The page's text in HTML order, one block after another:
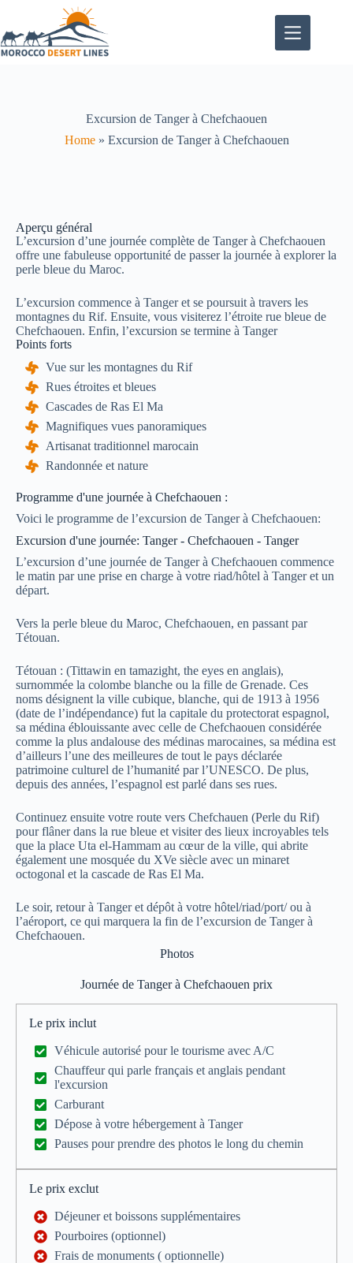
Excursion de Tanger à Chefchaouen
Home» Excursion de Tanger à Chefchaouen
Aperçu général
L’excursion d’une journée complète de Tanger à Chefchaouen
offre une fabuleuse opportunité de passer la journée à explorer la
perle bleue du Maroc.
L’excursion commence à Tanger et se poursuit à travers les
montagnes du Rif. Ensuite, vous visiterez l’étroite rue bleue de
Chefchaouen. Enfin, l’excursion se termine à Tanger
Points forts
Vue sur les montagnes du Rif
Rues étroites et bleues
Cascades de Ras El Ma
Magnifiques vues panoramiques
Artisanat traditionnel marocain
Randonnée et nature
Programme d'une journée à Chefchaouen :
Voici le programme de l’excursion de Tanger à Chefchaouen:
Excursion d'une journée: Tanger - Chefchaouen - Tanger
L’excursion d’une journée de Tanger à Chefchaouen commence
le matin par une prise en charge à votre riad/hôtel à Tanger et un
départ.
Vers la perle bleue du Maroc, Chefchaouen, en passant par
Tétouan.
Tétouan : (Tittawin en tamazight, the eyes en anglais),
surnommée la colombe blanche ou la fille de Grenade. Ces
noms désignent la ville cubique, blanche, qui de 1913 à 1956
(date de l’indépendance) fut la capitale du protectorat espagnol,
sa médina éblouissante avec celle de Chefchaouen considérée
comme la plus andalouse des médinas marocaines, sa médina est
d’ailleurs l’une des meilleures de tout le pays déclarée
patrimoine culturel de l’humanité par l’UNESCO. De plus,
depuis des années, l’espagnol est parlé dans ses rues.
Continuez ensuite votre route vers Chefchauen (Perle du Rif)
pour flâner dans la rue bleue et visiter des lieux incroyables tels
que la place Uta el-Hammam au cœur de la ville, qui abrite
également une mosquée du XVe siècle avec un minaret
octogonal et la cascade de Ras El Ma.
Le soir, retour à Tanger et dépôt à votre hôtel/riad/port/ ou à
l’aéroport, ce qui marquera la fin de l’excursion de Tanger à
Chefchaouen.
Photos
Journée de Tanger à Chefchaouen prix
Le prix inclut
Véhicule autorisé pour le tourisme avec A/C
Chauffeur qui parle français et anglais pendant
l'excursion
Carburant
Dépose à votre hébergement à Tanger
Pauses pour prendre des photos le long du chemin
Le prix exclut
Déjeuner et boissons supplémentaires
Pourboires (optionnel)
Frais de monuments ( optionnelle)